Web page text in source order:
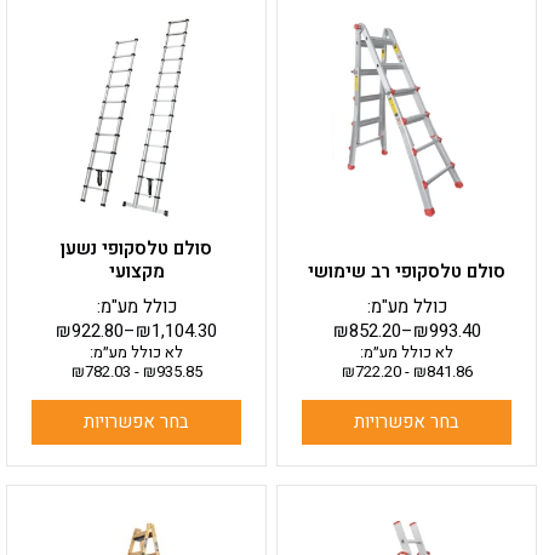
סולם טלסקופי רב שימושי
₪852.20–₪993.40
כולל מע"מ:
לא כולל מע״מ:
₪841.86
-
₪722.20
בחר אפשרויות
זה
יש
מספר
סוגים.
ניתן
לבחור
סולם טלסקופי נשען
מקצועי
₪922.80–₪1,104.30
כולל מע"מ:
לא כולל מע״מ:
₪935.85
-
₪782.03
בחר אפשרויות
יש
מספר
סוגים.
ניתן
לבחור
את
האפשרויות
המוצר
זה
יש
זה
יש